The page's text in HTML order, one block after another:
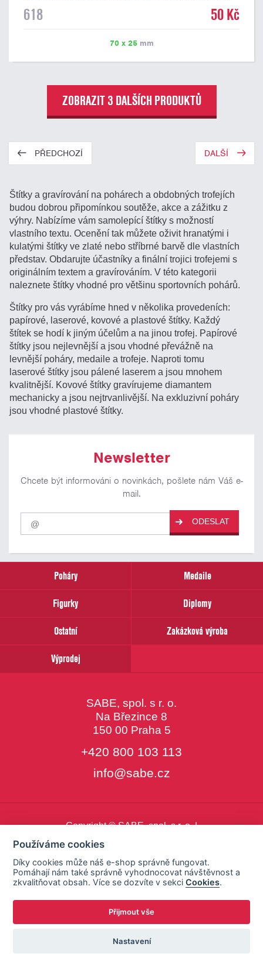
textu doporučujeme maximálně 3 řádky, aby byla zachována
prvním kroku objednávky.
618 50 Kč
70 x 25mm
ZOBRAZIT 3 DALŠÍCH PRODUKTŮ
PŘEDCHOZÍ DALŠÍ
Štítky a gravírování na pohárech a obdobných trofejích
budou dobrou připomínkou soutěže, akce a zážitku z
výhry. Nabízíme vám samolepící štítky s možností
vlastního textu. Ocenění tak můžete oživit hranatými i
kulatými štítky ve zlaté nebo stříbrné barvě dle vlastních
představ. Obdarujte účastníky a finální trojici trofejemi s
originálním textem a gravírováním. V této kategorii
naleznete štítky vhodné pro většinu sportovních pohárů.
Štítky pro vás vyrábíme hned v několika provedeních:
papírové, laserové, kovové a plastové štítky. Každý
štítek se hodí k jiným účelům a na jinou trofej. Papírové
štítky jsou nejlevnější a jsou vhodné převážně na
levnější poháry, medaile a trofeje. Naproti tomu
laserové štítky jsou pálené laserem a jsou mnohem
kvalitnější. Kovové štítky gravírujeme diamantem
mechanicky a jsou nejtrvanlivější. Na exkluzivní poháry
jsou vhodné plastové štítky.
Newsletter
Chcete být informováni o novinkách, pošlete nám Váš e-
mail.
Pro
odběr
našich
email
ODESLAT
Poháry
Medaile
Figurky
Diplomy
Ostatní
Zakázková výroba
Výprodej
SABE, spol. s r. o.
Na Březince 8
150 00 Praha 5
+420 800 103 113
info@sabe.cz
Copyright © SABE, spol. s r. o. |
Používáme cookies
Díky cookies může náš e-shop správně fungovat.
Pomáhají nám také správně vyhodnocovat návštěvnost a
zkvalitňovat obsah. Více se dozvíte v sekciCookies.
Přijmout vše
Nastavení